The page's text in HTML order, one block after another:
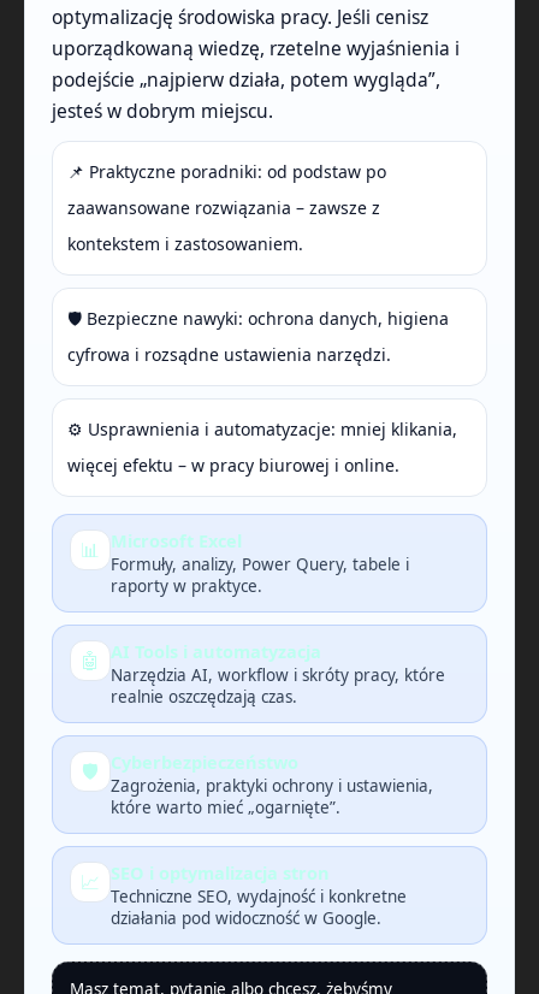
optymalizację środowiska pracy. Jeśli cenisz
uporządkowaną wiedzę, rzetelne wyjaśnienia i
podejście „najpierw działa, potem wygląda”,
jesteś w dobrym miejscu.
📌 Praktyczne poradniki: od podstaw po
zaawansowane rozwiązania – zawsze z
kontekstem i zastosowaniem.
🛡️ Bezpieczne nawyki: ochrona danych, higiena
cyfrowa i rozsądne ustawienia narzędzi.
⚙️ Usprawnienia i automatyzacje: mniej klikania,
więcej efektu – w pracy biurowej i online.
📊 Microsoft Excel
Formuły, analizy, Power Query, tabele i
raporty w praktyce.
🤖 AI Tools i automatyzacja
Narzędzia AI, workflow i skróty pracy, które
realnie oszczędzają czas.
🛡️ Cyberbezpieczeństwo
Zagrożenia, praktyki ochrony i ustawienia,
które warto mieć „ogarnięte”.
📈 SEO i optymalizacja stron
Techniczne SEO, wydajność i konkretne
działania pod widoczność w Google.